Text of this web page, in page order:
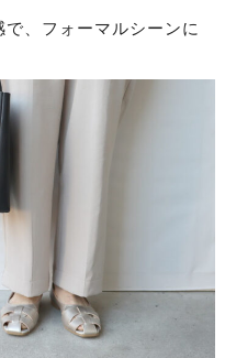
、フォーマルシーンに